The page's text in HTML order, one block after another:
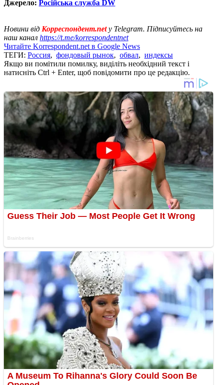
Джерело: Російська служба DW
Новини від Корреспондент.netу Telegram. Підписуйтесь на
наш канал https://t.me/korrespondentnet
Читайте Korrespondent.net в Google News
ТЕГИ: Россия, фондовый рынок, обвал, индексы
Якщо ви помітили помилку, виділіть необхідний текст і
натисніть Ctrl + Enter, щоб повідомити про це редакцію.